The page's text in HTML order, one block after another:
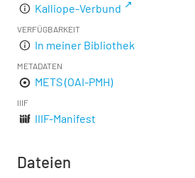
Kalliope-Verbund
VERFÜGBARKEIT
In meiner Bibliothek
METADATEN
METS (OAI-PMH)
IIIF
IIIF-Manifest
Dateien